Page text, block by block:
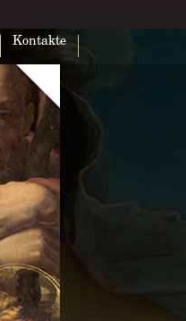
Kontakte
Seite nicht richtig